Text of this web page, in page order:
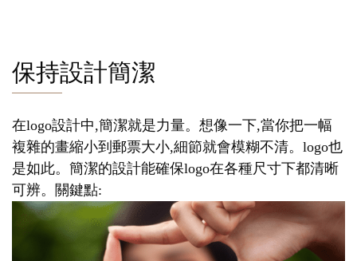
保持設計簡潔
在logo設計中,簡潔就是力量。想像一下,當你把一幅
複雜的畫縮小到郵票大小,細節就會模糊不清。logo也
是如此。簡潔的設計能確保logo在各種尺寸下都清晰
可辨。關鍵點: